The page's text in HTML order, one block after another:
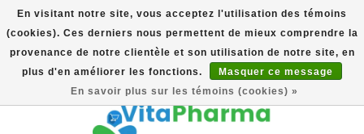
5% Korting Na Aanmelding Op Nieuwsbrief | Gratis
Verzending Vanaf €49 | Online Sinds 2007
Français
En visitant notre site, vous acceptez l'utilisation des témoins
(cookies). Ces derniers nous permettent de mieux comprendre la
provenance de notre clientèle et son utilisation de notre site, en
plus d'en améliorer les fonctions.
Masquer ce message
En savoir plus sur les témoins (cookies) »